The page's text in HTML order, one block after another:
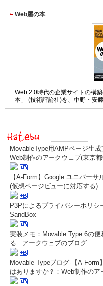
Web屋の本
Web 2.0時代の企業サイトの構
本」 (技術評論社)を、中野・安
MovableType用AMPページ生
Web制作のアークウェブ(東京
【A-Form】Google ユニバー
(仮想ページビューに対応する)
P3Pによるプライバシーポリ
SandBox
実装メモ：Movable Type 6の
る : アークウェブのブログ
Movable Typeブログ-【A-
はありますか？：Web制作の